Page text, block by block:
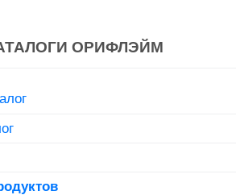
ОРИФЛЭЙМ